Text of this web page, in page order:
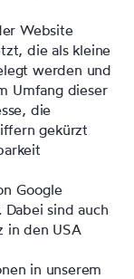
Website
die als kleine
werden und
Umfang dieser
die
gekürzt
Google
sind auch
in den USA
in unserem